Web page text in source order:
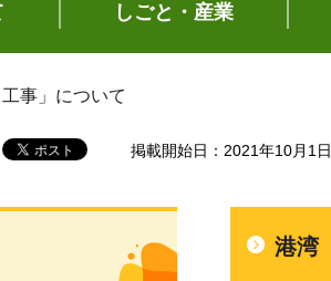
しごと・産業
事」について
掲載開始日：2021年10月1日
港湾